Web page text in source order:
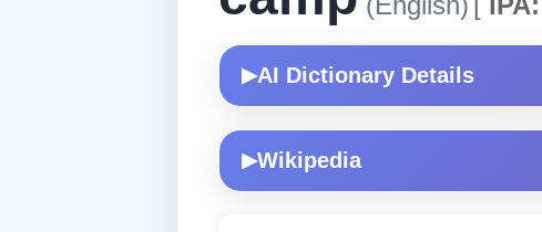
▶AI Dictionary Details
▶Wikipedia